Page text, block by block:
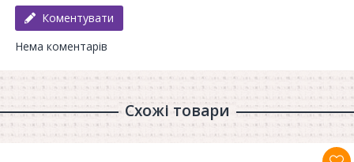
Коментувати
Нема коментарів
Схожі товари